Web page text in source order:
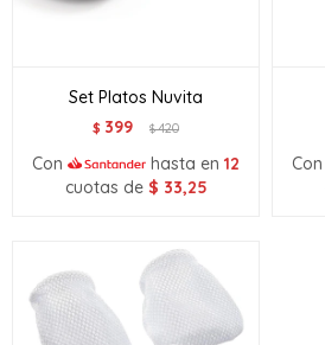
Set Platos Nuvita
$ 399 $420
Con hasta en 12
cuotas de $ 33,25
Con